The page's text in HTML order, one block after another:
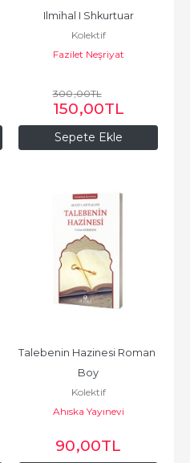
Sepete Ekle
Ilmihal I Shkurtuar
Kolektif
Fazilet Neşriyat
300,00TL
150,00TL
Talebenin Hazinesi Roman
Boy
Kolektif
Ahıska Yayınevi
90,00TL